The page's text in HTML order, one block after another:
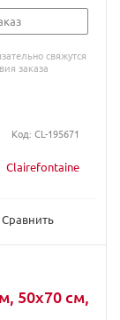
Clairefontaine
Сравнить
свяжутся
заказа
Код: CL-195671
50х70 см,